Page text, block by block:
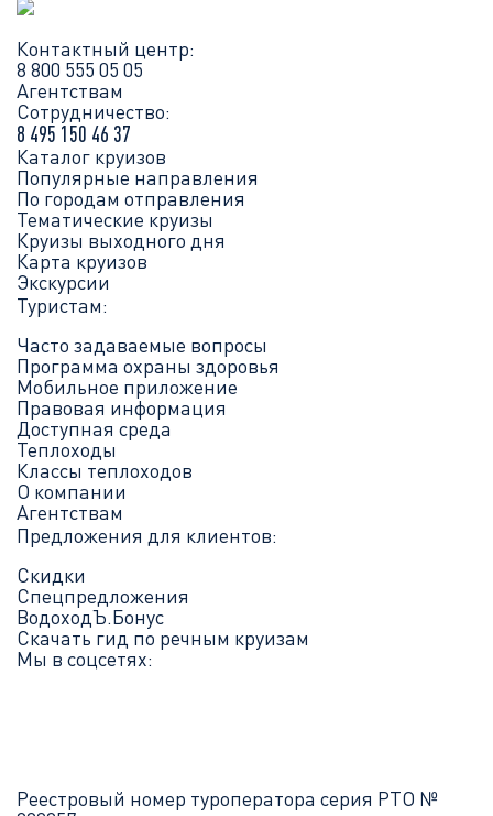
Контактный центр:
8 800 555 05 05
Агентствам
Сотрудничество:
8 495 150 46 37
Каталог круизов
Популярные направления
По городам отправления
Тематические круизы
Круизы выходного дня
Карта круизов
Экскурсии
Туристам:
Часто задаваемые вопросы
Программа охраны здоровья
Мобильное приложение
Правовая информация
Доступная среда
Теплоходы
Классы теплоходов
О компании
Агентствам
Предложения для клиентов:
Скидки
Спецпредложения
ВодоходЪ.Бонус
Скачать гид по речным круизам
Мы в соцсетях:
Реестровый номер туроператора серия РТО №